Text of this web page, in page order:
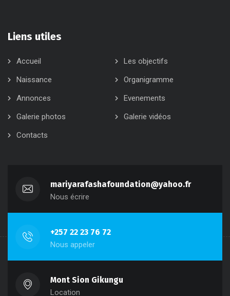
Liens utiles
Accueil
Les objectifs
Naissance
Organigramme
Annonces
Evenements
Galerie photos
Galerie vidéos
Contacts
mariyarafashafoundation@yahoo.fr
Nous écrire
+257 22 23 76 72
Nous appeler
Mont Sion Gikungu
Location